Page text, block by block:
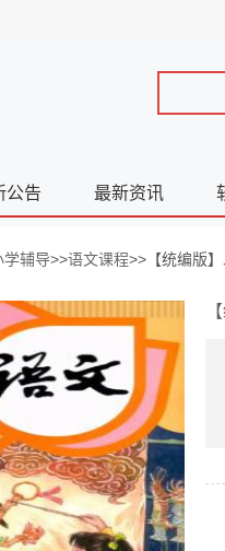
公告 最新资讯
学辅导>>语文课程>>【统编版